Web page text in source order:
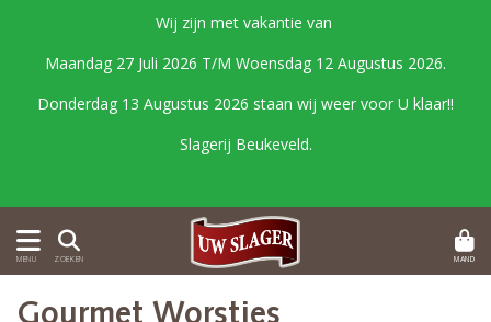
Wij zijn met vakantie van
Maandag 27 Juli 2026 T/M Woensdag 12 Augustus 2026.
Donderdag 13 Augustus 2026 staan wij weer voor U klaar!!
Slagerij Beukeveld.
MENU ZOEKEN MAND